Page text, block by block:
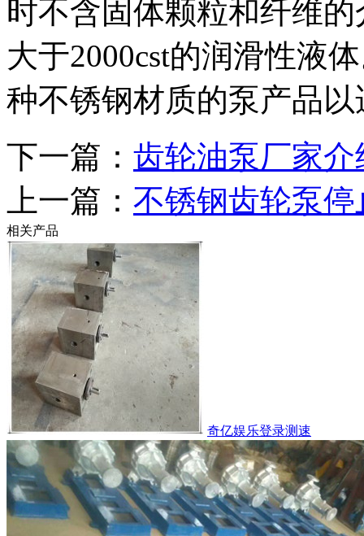
时不含固体颗粒和纤维
大于2000cst的润滑性液
种不锈钢材质的泵产品
下一篇： 齿轮油泵厂家
上一篇： 不锈钢齿轮泵
相关产品
奇亿娱乐登录测速